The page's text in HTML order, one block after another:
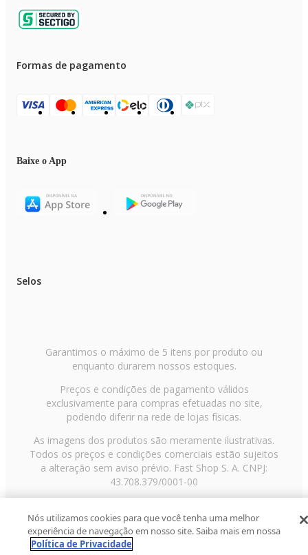
Formas de pagamento
Baixe o App
Selos
Garantimos o máximo de 5 itens por produto ou
enquanto durarem nossos estoques.
Preços e condições de pagamento válidos
exclusivamente para compras efetuadas no site,
podendo diferir na rede de lojas físicas.
As imagens dos produtos são meramente ilustrativas.
Todos os preços e condições comerciais estão sujeitos
a alteração sem aviso prévio. Fast Shop S. A. CNPJ:
43.708.379/0001-00
Paulo/SP, CEP 02029-001, Telefone: 11 3003-3728 ©
2013 Fast Shop - Todos os direitos reservadosRF
Nós utilizamos cookies para que você tenha uma melhor
experiência de navegação em nosso site. Saiba mais em nossa
Política de Privacidade